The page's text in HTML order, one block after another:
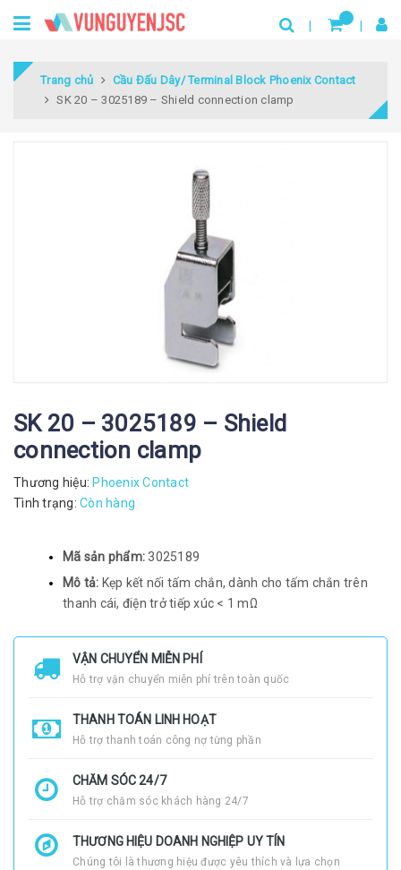
Trang chủ
Cầu Đấu Dây/ Terminal Block Phoenix Contact
SK 20 – 3025189 – Shield connection clamp
SK 20 – 3025189 – Shield
connection clamp
Thương hiệu: Phoenix Contact
Tình trạng: Còn hàng
Mã sản phẩm:3025189
Mô tả: Kẹp kết nối tấm chắn, dành cho tấm chắn trên
thanh cái, điện trở tiếp xúc < 1 mΩ
VẬN CHUYỂN MIỄN PHÍ
Hỗ trợ vận chuyển miễn phí trên toàn quốc
THANH TOÁN LINH HOẠT
Hỗ trợ thanh toán công nợ từng phần
CHĂM SÓC 24/7
Hỗ trợ chăm sóc khách hàng 24/7
THƯƠNG HIỆU DOANH NGHIỆP UY TÍN
Chúng tôi là thương hiệu được yêu thích và lựa chọn